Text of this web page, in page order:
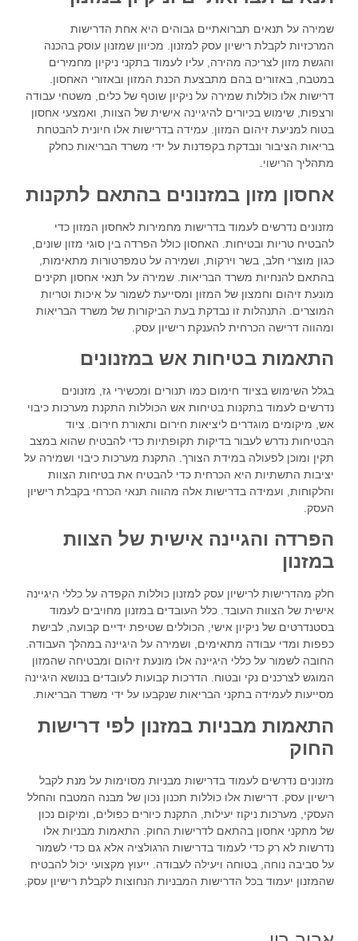
שמירה על תנאים תברואתיים גבוהים היא אחת הדרישות
המרכזיות לקבלת רישיון עסק למזנון. מכיוון שמזנון עוסק בהכנה
והגשת מזון לצריכה מהירה, עליו לעמוד בתקני ניקיון מחמירים
במטבח, באזורים בהם מתבצעת הכנת המזון ובאזורי האחסון.
דרישות אלו כוללות שמירה על ניקיון שוטף של כלים, משטחי עבודה
ורצפות, שימוש בכיורים להיגיינה אישית של הצוות, ואמצעי אחסון
בטוח למניעת זיהום המזון. עמידה בדרישות אלו חיונית להבטחת
בריאות הציבור ונבדקת בקפדנות על ידי משרד הבריאות כחלק
מתהליך הרישוי.
אחסון מזון במזנונים בהתאם לתקנות
מזנונים נדרשים לעמוד בדרישות מחמירות לאחסון המזון כדי
להבטיח טריות ובטיחות. האחסון כולל הפרדה בין סוגי מזון שונים,
כגון מוצרי חלב, בשר וירקות, ושמירה על טמפרטורות מתאימות,
בהתאם להנחיות משרד הבריאות. שמירה על תנאי אחסון תקינים
מונעת זיהום וחמצון של המזון ומסייעת לשמור על איכות וטריות
המוצרים. התנהלות זו נבדקת בעת הביקורות של משרד הבריאות
ומהווה דרישה הכרחית להענקת רישיון עסק.
התאמות בטיחות אש במזנונים
בגלל השימוש בציוד חימום כמו תנורים ומכשירי גז, מזנונים
נדרשים לעמוד בתקנות בטיחות אש הכוללות התקנת מערכות כיבוי
אש, מיקומים מוגדרים ליציאות חירום ותאורת חירום. ציוד
הבטיחות נדרש לעבור בדיקות תקופתיות כדי להבטיח שהוא במצב
תקין ומוכן לפעולה במידת הצורך. התקנת מערכות כיבוי ושמירה על
יציבות התשתיות היא הכרחית כדי להבטיח את בטיחות הצוות
והלקוחות, ועמידה בדרישות אלה מהווה תנאי הכרחי בקבלת רישיון
העסק.
הפרדה והגיינה אישית של הצוות
במזנון
חלק מהדרישות לרישיון עסק למזנון כוללות הקפדה על כללי היגיינה
אישית של הצוות העובד. כלל העובדים במזנון מחויבים לעמוד
בסטנדרטים של ניקיון אישי, הכוללים שטיפת ידיים קבועה, לבישת
כפפות ומדי עבודה מתאימים, ושמירה על היגיינה במהלך העבודה.
החובה לשמור על כללי היגיינה אלו מונעת זיהום ומבטיחה שהמזון
המוגש לצרכנים נקי ובטוח. הדרכות קבועות לעובדים בנושא היגיינה
מסייעות לעמידה בתקני הבריאות שנקבעו על ידי משרד הבריאות.
התאמות מבניות במזנון לפי דרישות
החוק
מזנונים נדרשים לעמוד בדרישות מבניות מסוימות על מנת לקבל
רישיון עסק. דרישות אלו כוללות תכנון נכון של מבנה המטבח והחלל
העסקי, מערכות ניקוז יעילות, התקנת כיורים כפולים, ומיקום נכון
של מתקני אחסון בהתאם לדרישות החוק. התאמות מבניות אלו
נדרשות לא רק כדי לעמוד בדרישות הרגולציה אלא גם כדי לשמור
על סביבה נוחה, בטוחה ויעילה לעבודה. ייעוץ מקצועי יכול להבטיח
שהמזנון יעמוד בכל הדרישות המבניות הנחוצות לקבלת רישיון עסק.